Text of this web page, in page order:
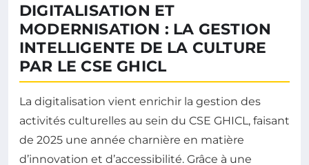
DIGITALISATION ET
MODERNISATION : LA GESTION
INTELLIGENTE DE LA CULTURE
PAR LE CSE GHICL
La digitalisation vient enrichir la gestion des
activités culturelles au sein du CSE GHICL, faisant
de 2025 une année charnière en matière
d’innovation et d’accessibilité. Grâce à une